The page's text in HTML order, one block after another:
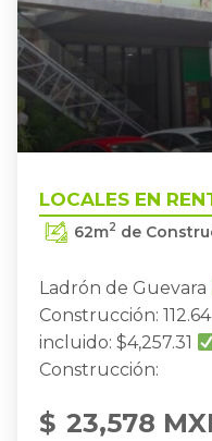
LOCALES EN
TOWER
LOCALES EN
62m2 de
Ladrón de Guevara
Construcción:
incluido: $4,257.31
Construcción:
$ 23,578